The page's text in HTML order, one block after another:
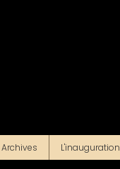
Archives L'inauguration